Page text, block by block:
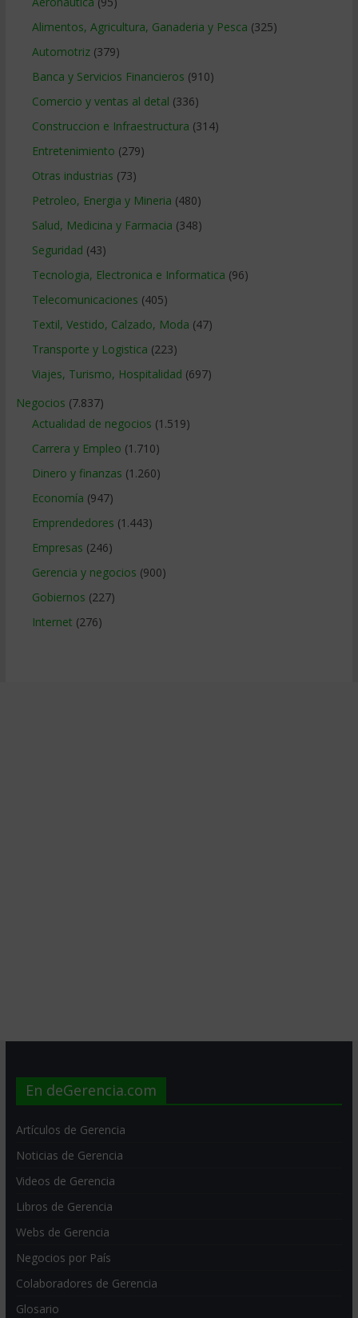
Alimentos, Agricultura, Ganaderia y Pesca (325)
Automotriz(379)
Banca y Servicios Financieros (910)
Comercio y ventas al detal (336)
Construccion e Infraestructura (314)
Entretenimiento (279)
Otras industrias (73)
Petroleo, Energia y Mineria (480)
Salud, Medicina y Farmacia (348)
Seguridad (43)
Tecnologia, Electronica e Informatica (96)
Telecomunicaciones (405)
Textil, Vestido, Calzado, Moda (47)
Transporte y Logistica (223)
Viajes, Turismo, Hospitalidad (697)
Negocios (7.837)
Actualidad de negocios (1.519)
Carrera y Empleo (1.710)
Dinero y finanzas (1.260)
Economía (947)
Emprendedores (1.443)
Empresas (246)
Gerencia y negocios (900)
Gobiernos (227)
Internet (276)
En deGerencia.com
Artículos de Gerencia
Noticias de Gerencia
Videos de Gerencia
Libros de Gerencia
Webs de Gerencia
Negocios por País
Colaboradores de Gerencia
Glosario